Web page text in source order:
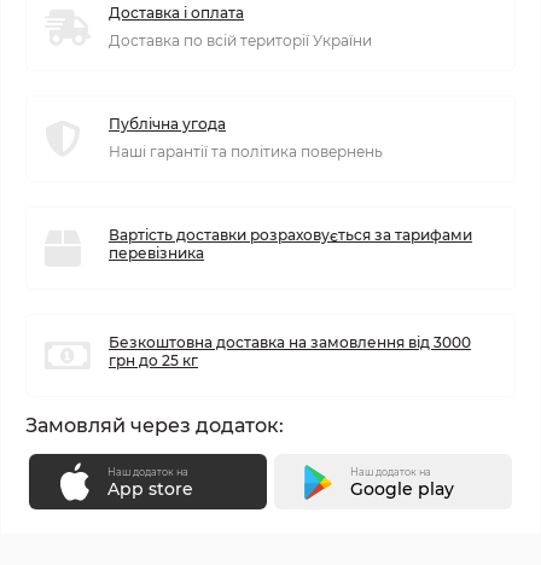
Доставка і оплата
Доставка по всій території України
Публічна угода
Наші гарантії та політика повернень
Вартість доставки розраховується за тарифами
перевізника
Безкоштовна доставка на замовлення від 3000
грн до 25 кг
Замовляй через додаток:
Наш додаток на
App store
Наш додаток на
Google play